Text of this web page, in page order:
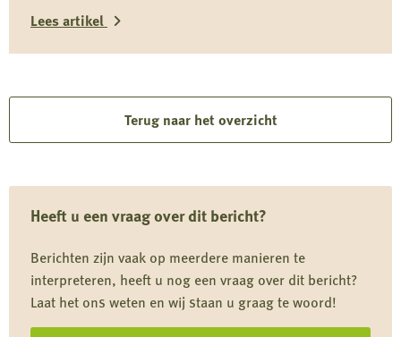
Heeft u een vraag over dit bericht?
Berichten zijn vaak op meerdere manieren te
interpreteren, heeft u nog een vraag over dit bericht?
Laat het ons weten en wij staan u graag te woord!
wolvenstroperij
onderdeel zijn van het predatiedebat. Voor kwetsbare
Lees artikel
Driekwart
kattendieet
komt
natuur
Terug naar het overzicht